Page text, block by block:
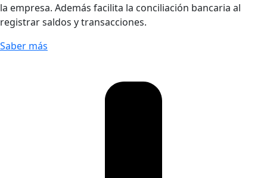
la empresa. Además facilita la conciliación bancaria al
registrar saldos y transacciones.
Saber más